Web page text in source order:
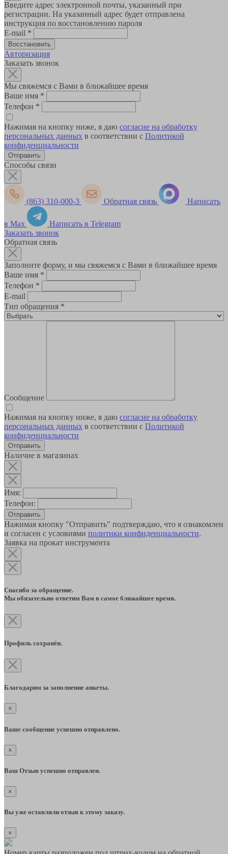
Введите адрес электронной почты, указанный при
регистрации. На указанный адрес будет отправлена
инструкция по восстановлению пароля
E-mail *
Авторизация
Заказать звонок
Мы свяжемся с Вами в ближайшее время
Ваше имя *
Телефон *
Нажимая на кнопку ниже, я даю согласие на обработку
персональных данных в соответствии с Политикой
конфиденциальности
Способы связи
(863) 310-000-3 Обратная связь Написать
в Max
Написать в Telegram
Заказать звонок
Обратная связь
Заполните форму, и мы свяжемся с Вами в ближайшее время
Ваше имя *
Телефон *
E-mail
Тип обращения *
Сообщение
Нажимая на кнопку ниже, я даю согласие на обработку
персональных данных в соответствии с Политикой
конфиденциальности
Наличие в магазинах
Имя:
Телефон:
Отправить
Нажимая кнопку "Отправить" подтверждаю, что я ознакомлен
и согласен с условиями политики конфиденциальности.
Заявка на прокат инструмента
Спасибо за обращение.
Мы обязательно ответим Вам в самое ближайшее время.
Профиль сохранён.
Благодарим за заполнение анкеты.
×
Ваше сообщение успешно отправлено.
×
Ваш Отзыв успешно отправлен.
×
Вы уже оставляли отзыв к этому заказу.
×